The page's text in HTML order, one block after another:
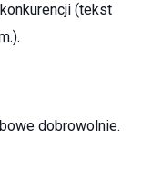
(tekst
dobrowolnie.